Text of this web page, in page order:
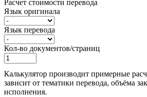
Расчет стоимости перевода
Язык оригинала
Язык перевода
Кол-во документов/страниц
Калькулятор производит примерные
зависит от тематики перевода, объёма
исполнения.